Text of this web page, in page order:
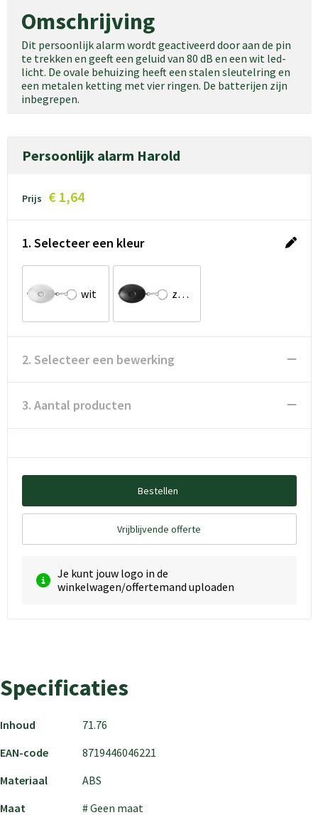
Omschrijving
Dit persoonlijk alarm wordt geactiveerd door aan de pin
te trekken en geeft een geluid van 80 dB en een wit led-
licht. De ovale behuizing heeft een stalen sleutelring en
een metalen ketting met vier ringen. De batterijen zijn
inbegrepen.
Persoonlijk alarm Harold
Prijs € 1,64
1. Selecteer een kleur
wit zwart
2. Selecteer een bewerking
3. Aantal producten
Bestellen
Vrijblijvende offerte
Je kunt jouw logo in de
winkelwagen/offertemand uploaden
Specificaties
Inhoud
71.76
EAN-code
8719446046221
Materiaal
ABS
Maat
# Geen maat